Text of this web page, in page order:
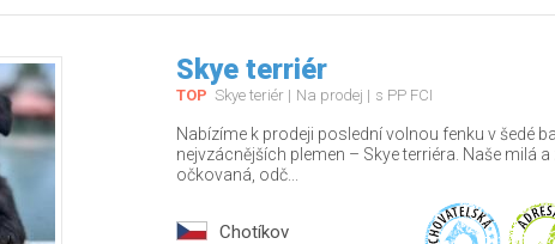
Skye terriér
TOP Skye teriér Na prodej s PP FCI
Nabízíme k prodeji poslední volnou fenku v šedé
nejvzácnějších plemen – Skye terriéra. Naše milá a
očkovaná, odč...
Chotíkov